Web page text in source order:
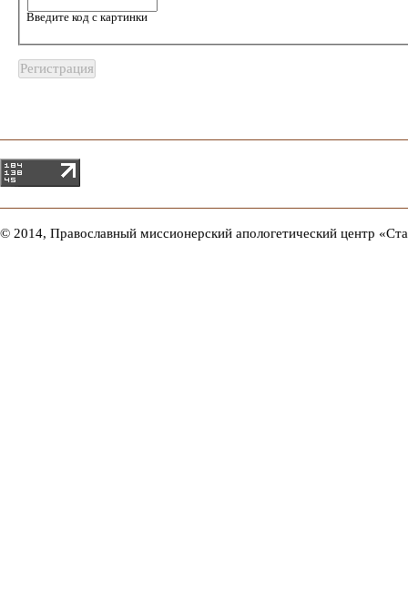
Введите код с картинки
© 2014, Православный миссионерский апологетический центр